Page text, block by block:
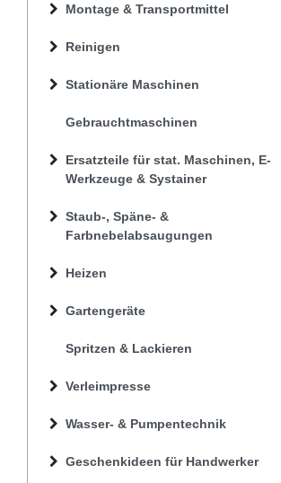
Montage & Transportmittel
Reinigen
Stationäre Maschinen
Gebrauchtmaschinen
Ersatzteile für stat. Maschinen, E-
Werkzeuge & Systainer
Staub-, Späne- &
Farbnebelabsaugungen
Heizen
Gartengeräte
Spritzen & Lackieren
Verleimpresse
Wasser- & Pumpentechnik
Geschenkideen für Handwerker